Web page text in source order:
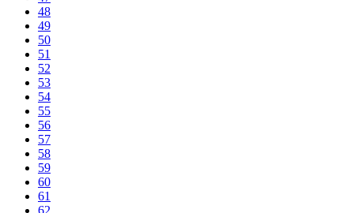
48
49
50
51
52
53
54
55
56
57
58
59
60
61